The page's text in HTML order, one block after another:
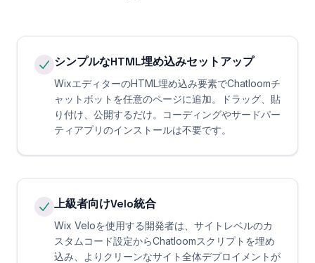
シンプルなHTML埋め込みセットアップ
WixエディターのHTML埋め込み要素でChatloomチ
ャットボットを任意のページに追加。ドラッグ、貼
り付け、公開するだけ。コーディングやサードパー
ティアプリのインストールは不要です。
上級者向けVelo統合
Wix Veloを使用する開発者は、サイトレベルのカ
スタムコード設定からChatloomスクリプトを埋め
込み、よりクリーンなサイト全体デプロイメントが